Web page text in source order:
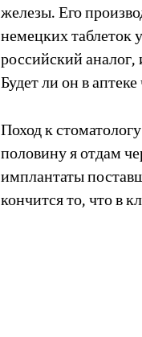
железы. Его
немецких таблеток
российский аналог,
Будет ли он в
Поход к
половину я отдам
имплантаты
кончится то, что в